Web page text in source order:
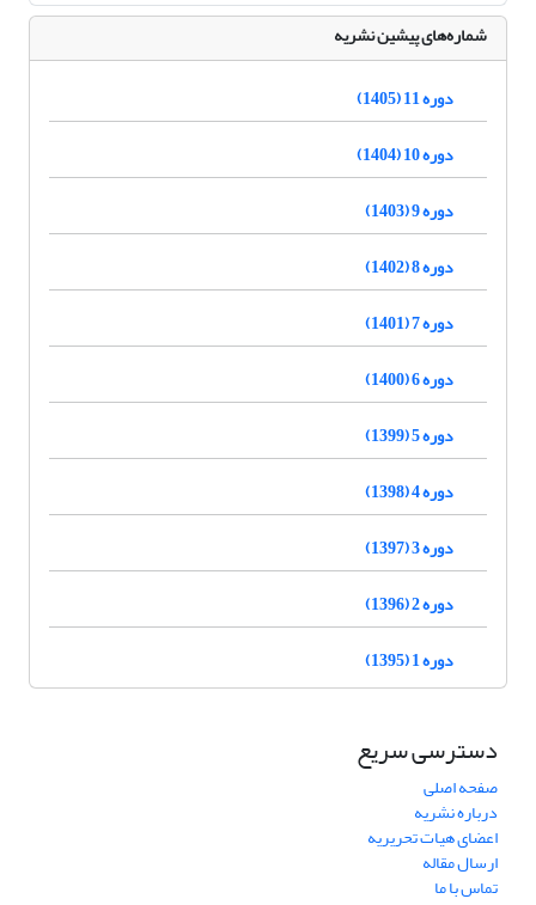
شماره‌های پیشین نشریه
دوره 11 (1405)
دوره 10 (1404)
دوره 9 (1403)
دوره 8 (1402)
دوره 7 (1401)
دوره 6 (1400)
دوره 5 (1399)
دوره 4 (1398)
دوره 3 (1397)
دوره 2 (1396)
دوره 1 (1395)
دسترسی سریع
صفحه اصلی
درباره نشریه
اعضای هیات تحریریه
ارسال مقاله
تماس با ما